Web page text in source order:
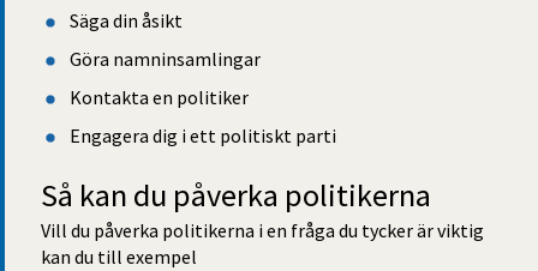
Säga din åsikt
Göra namninsamlingar
Kontakta en politiker
Engagera dig i ett politiskt parti
Så kan du påverka politikerna
Vill du påverka politikerna i en fråga du tycker är viktig
kan du till exempel